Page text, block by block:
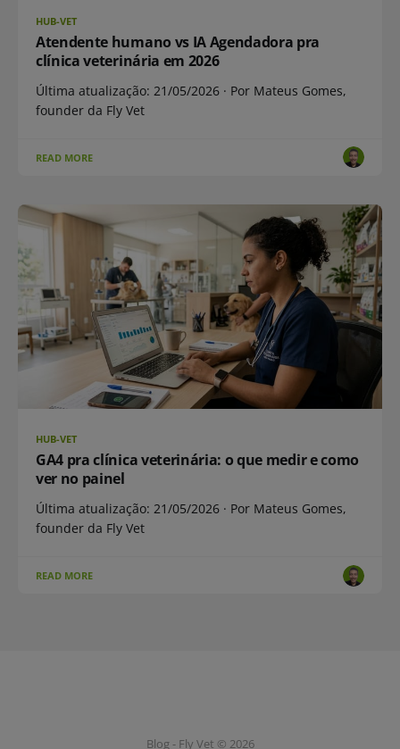
HUB-VET
Atendente humano vs IA Agendadora pra
clínica veterinária em 2026
Última atualização: 21/05/2026 · Por Mateus Gomes,
founder da Fly Vet
READ MORE
HUB-VET
GA4 pra clínica veterinária: o que medir e como
ver no painel
Última atualização: 21/05/2026 · Por Mateus Gomes,
founder da Fly Vet
READ MORE
Blog - Fly Vet © 2026